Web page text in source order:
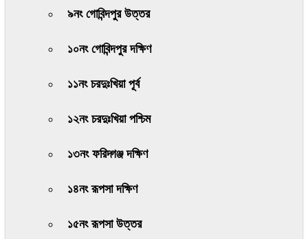
৯নং গোবিন্দপুর উত্তর
১০নং গোবিন্দপুর দক্ষিণ
১১নং চরদুঃখিয়া পূর্ব
১২নং চরদুঃখিয়া পশ্চিম
১৩নং ফরিদ্গঞ্জ দক্ষিণ
১৪নং রূপসা দক্ষিণ
১৫নং রূপসা উত্তর